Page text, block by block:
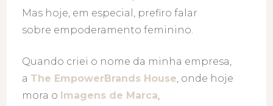
Mas hoje, em especial, prefiro falar
sobre empoderamento feminino.
Quando criei o nome da minha empresa,
a The EmpowerBrands House, onde hoje
mora o Imagens de Marca,